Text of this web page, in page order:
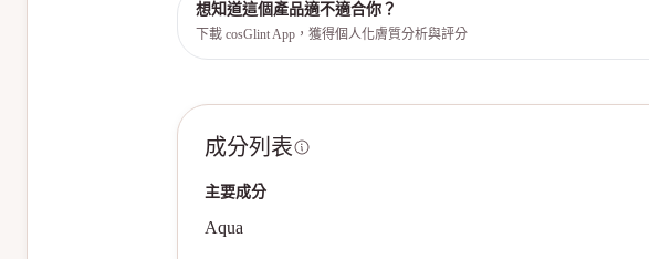
想知道這個產品適不適合你？
下載 cosGlint App，獲得個人化膚質分析與評分
成分列表
主要成分
Aqua